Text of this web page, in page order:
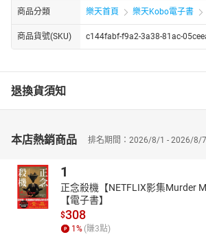
商品分類 樂天首頁 樂天Kobo電子書
商品貨號(SKU) c144fabf-f9a2-3a38-81ac-
退換貨須知
本店熱銷商品 排名期間：2026/8/1 - 2026/8/7
1
正念殺機【NETFLIX影集Murder
【電子書】
$308
1 % (賺3點)